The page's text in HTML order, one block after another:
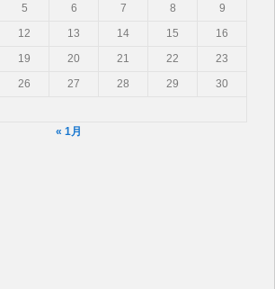
5 6 7 8
9
12 13 14 15
16
19 20 21 22
23
26 27 28 29
30
« 1月